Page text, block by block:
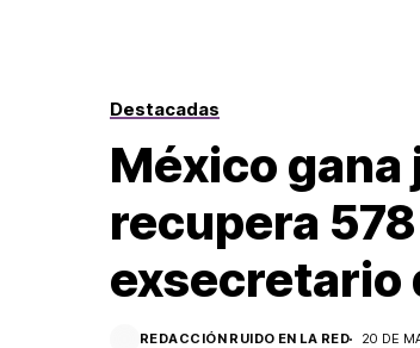
Destacadas
México gana
recupera
exsecretario
REDACCIÓN RUIDO EN LA RED 20 DE